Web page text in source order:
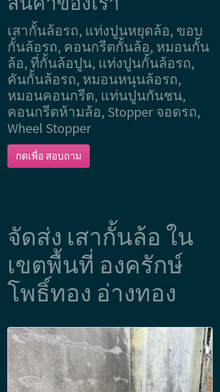
เสากั้นล้อรถ, แท่งปูนหยุดล้อ, ขอบ
กั้นล้อรถ, คอนกรีตกั้นล้อ, หมอนกั้น
ล้อ, ที่กั้นล้อปูน, แท่งปูนกั้นล้อรถ,
คันกั้นล้อรถ, หมอนหนุนล้อรถ,
หมอนคอนกรีต, แท่นปูนกันชน,
คอนกรีตห้ามล้อ, Stopper จอดรถ,
Wheel Stopper
กดเพื่อ สอบถาม
จัดส่ง เสากั้นล้อ ใน
เขตพื้นที่ องครักษ์
โพธิ์ทอง อ่างทอง